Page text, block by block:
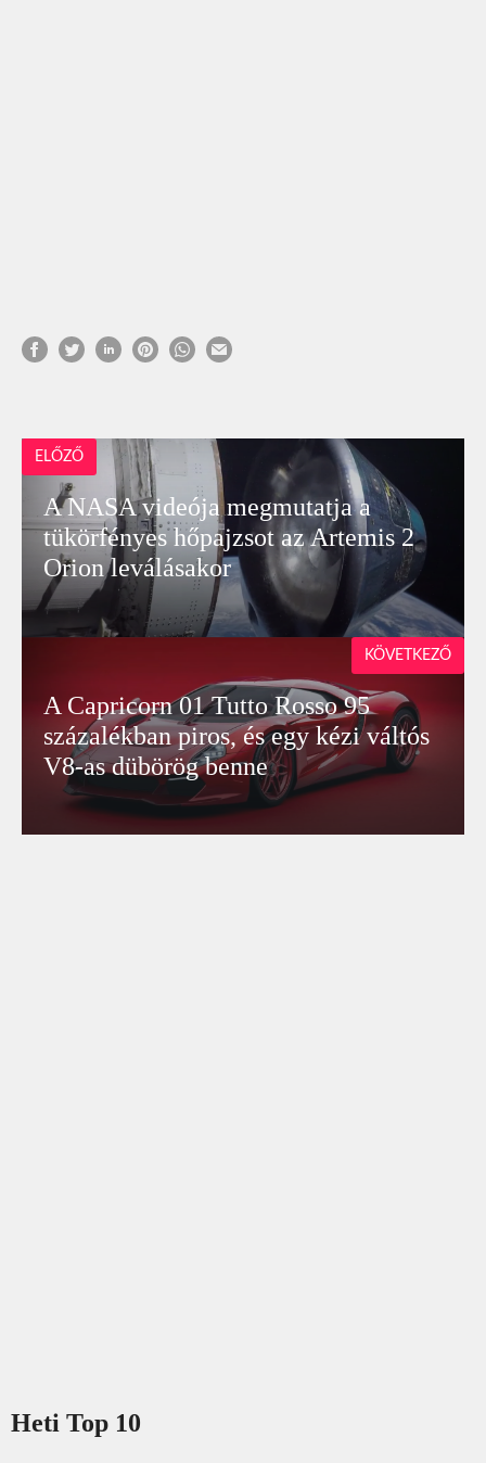
ELŐZŐ
A NASA videója megmutatja a
tükörfényes hőpajzsot az Artemis 2
Orion leválásakor
A Capricorn 01 Tutto Rosso 95
százalékban piros, és egy kézi váltós
V8-as dübörög benne
KÖVETKEZŐ
Heti Top 10